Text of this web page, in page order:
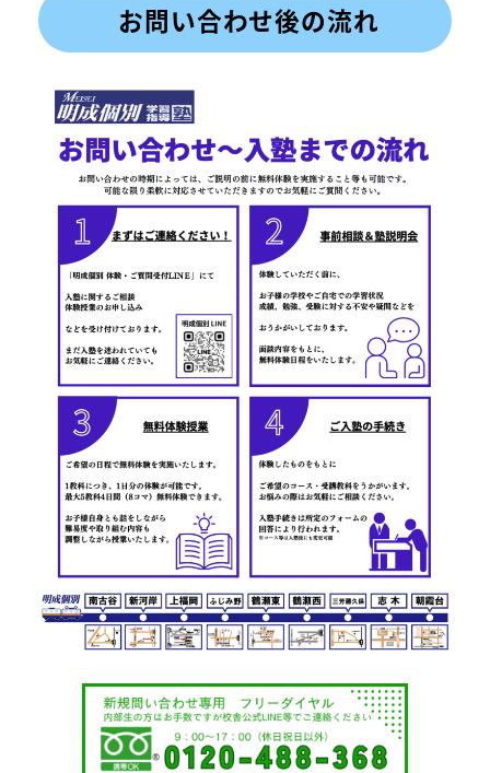
お問い合わせ後の流れ